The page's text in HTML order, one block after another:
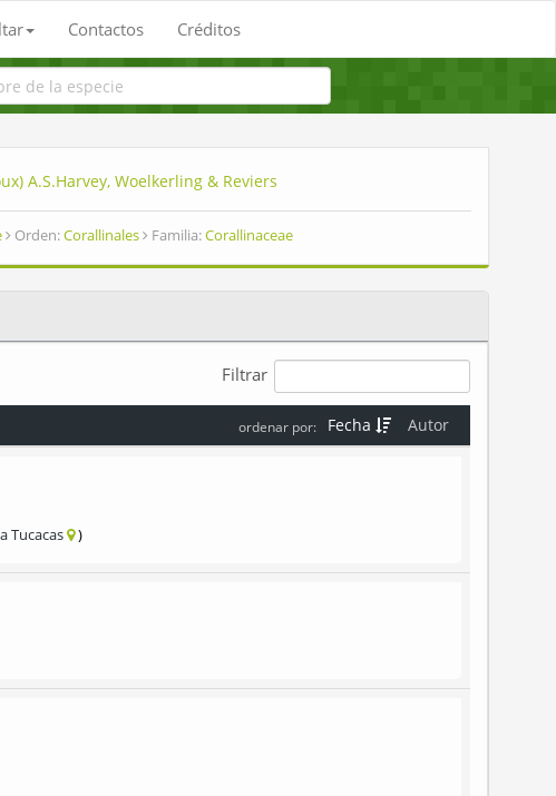
Contactos Créditos
A.S.Harvey, Woelkerling & Reviers
Orden:Corallinales Familia:Corallinaceae
Filtrar
Autor
Fecha
ordenar por:
Tucacas